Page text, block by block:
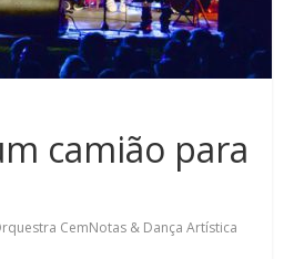
camião para
CemNotas & Dança Artística